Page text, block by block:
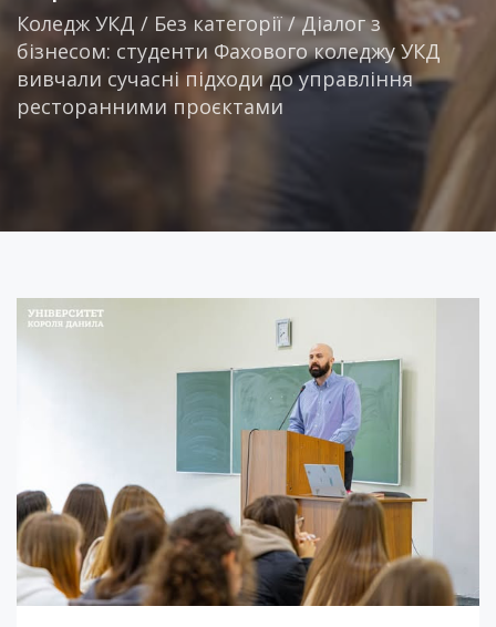
Коледж УКД / Без категорії/Діалог з
бізнесом: студенти Фахового коледжу УКД
вивчали сучасні підходи до управління
ресторанними проєктами